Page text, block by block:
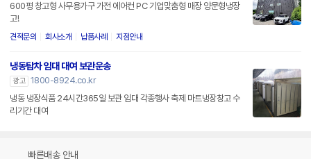
600평 창고형 사무용가구 가전 에어컨 PC 기업맞춤형 매장 양문형냉장
고!
견적문의 회사소개 납품사례 지점안내
냉동탑차 임대 대여 보관운송
광고 1800-8924.co.kr
냉동 냉장식품 24시간365일 보관 임대 각종행사 축제 마트냉장창고 수
리기간 대여
빠른배송 안내